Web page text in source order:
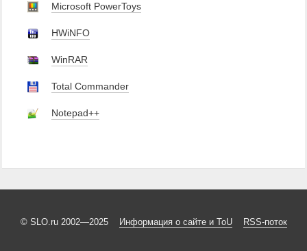
Microsoft PowerToys
HWiNFO
WinRAR
Total Commander
Notepad++
© SLO.ru 2002—2025 Информация о сайте и ToU RSS-поток